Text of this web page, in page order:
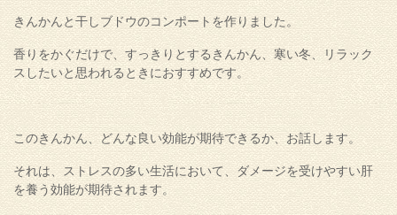
きんかんと干しブドウのコンポートを作りました。
香りをかぐだけで、すっきりとするきんかん、寒い冬、リラック
スしたいと思われるときにおすすめです。
このきんかん、どんな良い効能が期待できるか、お話します。
それは、ストレスの多い生活において、ダメージを受けやすい肝
を養う効能が期待されます。